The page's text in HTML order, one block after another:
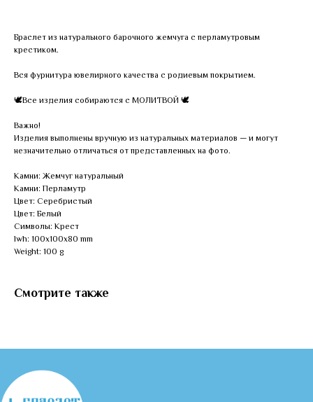
Браслет из натурального барочного жемчуга с перламутровым
крестиком.
Вся фурнитура ювелирного качества с родиевым покрытием.
🕊Все изделия собираются с МОЛИТВОЙ 🕊
Важно!
Изделия выполнены вручную из натуральных материалов — и могут
незначительно отличаться от представленных на фото.
Камни: Жемчуг натуральный
Камни: Перламутр
Цвет: Серебристый
Цвет: Белый
Символы: Крест
lwh: 100x100x80 mm
Weight: 100 g
Смотрите также